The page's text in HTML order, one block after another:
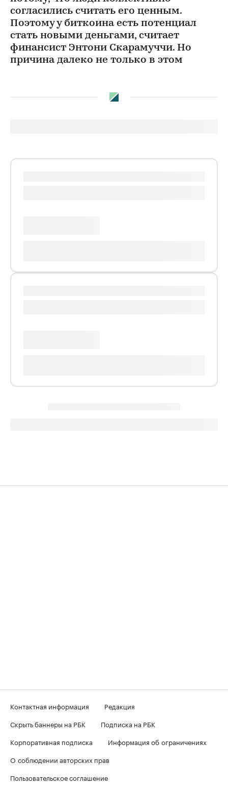
согласились считать его ценным.
Поэтому у биткоина есть потенциал
стать новыми деньгами, считает
финансист Энтони Скарамуччи. Но
причина далеко не только в этом
Контактная информация
Редакция
Скрыть баннеры на РБК
Подписка на РБК
Корпоративная подписка
Информация об ограничениях
О соблюдении авторских прав
Пользовательское соглашение